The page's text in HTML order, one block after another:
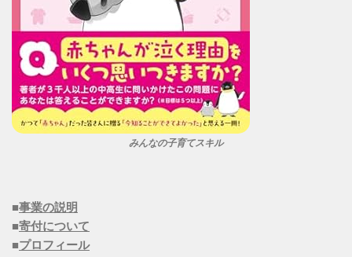
みんなの子育てスキル
■事業の説明
■寄付について
■プロフィール